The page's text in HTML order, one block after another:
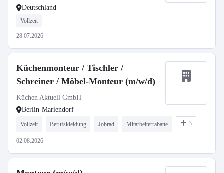
Deutschland
Vollzeit
28.07.2026
Küchenmonteur / Tischler /
Schreiner / Möbel-Monteur (m/w/d)
Küchen Aktuell GmbH
Berlin-Mariendorf
Vollzeit Berufskleidung Jobrad Mitarbeiterrabatte 3
02.08.2026